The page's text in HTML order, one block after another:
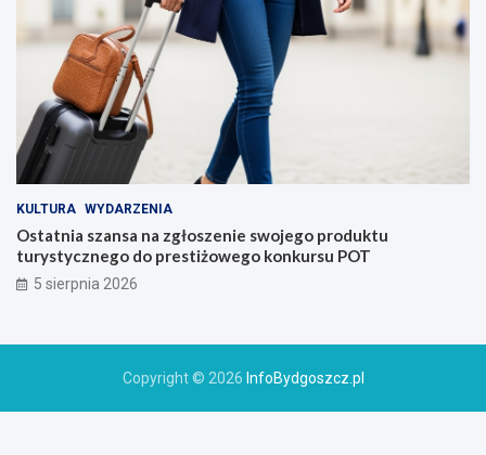
KULTURA WYDARZENIA
Ostatnia szansa na zgłoszenie swojego produktu
turystycznego do prestiżowego konkursu POT
5 sierpnia 2026
Copyright © 2026 InfoBydgoszcz.pl